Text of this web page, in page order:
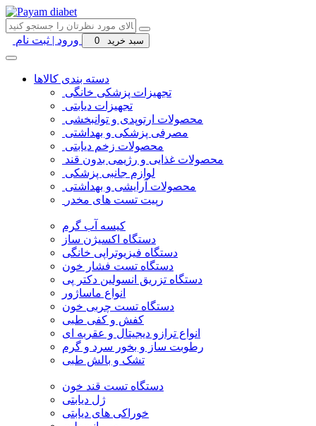
ورود | ثبت نام سبد خرید 0
دسته بندی کالاها
تجهیزات پزشکی خانگی
تجهیزات دیابتی
محصولات ارتوپدی و توانبخشی
مصرفی پزشکی و بهداشتی
محصولات زخم دیابتی
محصولات غذایی و رژیمی بدون قند
لوازم جانبی پزشکی
محصولات آرایشی و بهداشتی
رپیت تست های مخدر
کیسه آب گرم
دستگاه اکسیژن ساز
دستگاه فیزیوتراپی خانگی
دستگاه تست فشار خون
دستگاه تزریق انسولین دکتر پی
انواع ماساژور
دستگاه تست چربی خون
کفش و کفی طبی
انواع ترازو دیجیتال و عقربه ای
رطوبت ساز و بخور سرد و گرم
تشک و بالش طبی
دستگاه تست قند خون
ژل دیابتی
خوراکی های دیابتی